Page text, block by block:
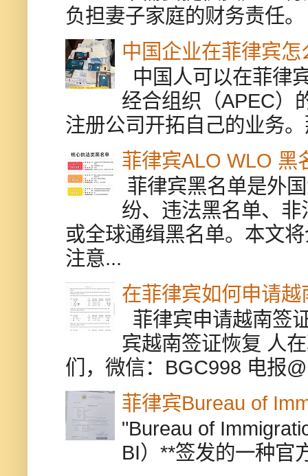
负担妻子家庭的财务责任
中国企业在菲律宾怎
中国人可以在菲律
经合组织（APEC）
注册公司开拓自己的业务
菲律宾ALO WLO 黑
菲律宾黑名单是外
纷、违法黑名单、
或全球通缉黑名单。本文
注意...
在菲律宾如何申请越
菲律宾申请越南签
宾越南签证恢复 人
们，微信：BGC998 电报
菲律宾Bureau of
"Bureau of
BI）**签发的一种官